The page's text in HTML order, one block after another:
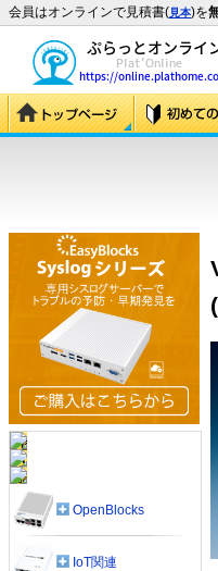
会員はオンラインで見積書(見本)を
OpenBlocks
IoT関連